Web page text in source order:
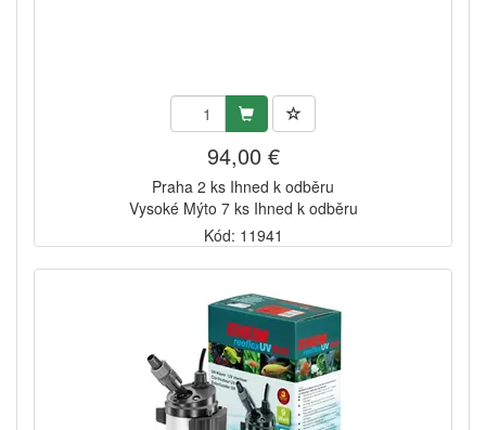
94,00 €
Praha 2 ks Ihned k odběru
Vysoké Mýto 7 ks Ihned k odběru
Kód: 11941